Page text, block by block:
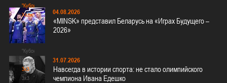
"Кубок
Халипского"
Международный
турнир
-
"Кубок
Халипского"
3x3
3x3
04.08.2026
«MINSK» представил Беларусь на «Играх Будущего –
2026»
31.07.2026
Навсегда в истории спорта: не стало олимпийского
чемпиона Ивана Едешко